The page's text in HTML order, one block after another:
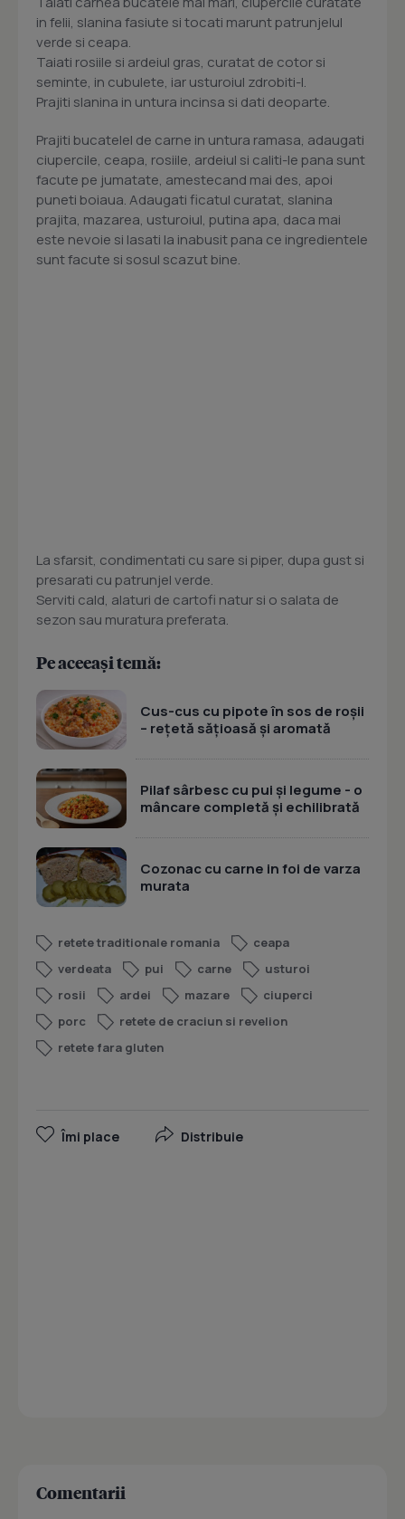
in felii, slanina fasiute si tocati marunt patrunjelul
verde si ceapa.
Taiati rosiile si ardeiul gras, curatat de cotor si
seminte, in cubulete, iar usturoiul zdrobiti-l.
Prajiti slanina in untura incinsa si dati deoparte.
Prajiti bucatelel de carne in untura ramasa, adaugati
ciupercile, ceapa, rosiile, ardeiul si caliti-le pana sunt
facute pe jumatate, amestecand mai des, apoi
puneti boiaua. Adaugati ficatul curatat, slanina
prajita, mazarea, usturoiul, putina apa, daca mai
este nevoie si lasati la inabusit pana ce ingredientele
sunt facute si sosul scazut bine.
La sfarsit, condimentati cu sare si piper, dupa gust si
presarati cu patrunjel verde.
Serviti cald, alaturi de cartofi natur si o salata de
sezon sau muratura preferata.
Pe aceeași temă:
Cus-cus cu pipote în sos de roșii
– rețetă sățioasă și aromată
Pilaf sârbesc cu pui și legume - o
mâncare completă și echilibrată
Cozonac cu carne in foi de varza
murata
retete traditionale romania
ceapa
verdeata
pui carne
usturoi
rosii
ardei mazare
ciuperci
porc
retete de craciun si revelion
retete fara gluten
Îmi place Distribuie
Comentarii